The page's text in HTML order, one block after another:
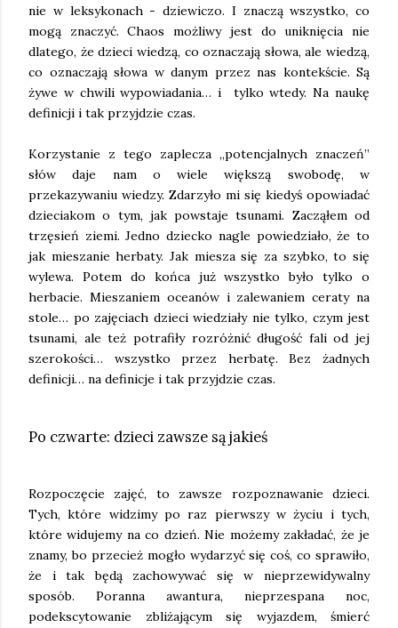
nie w leksykonach - dziewiczo. I znaczą wszystko, co
mogą znaczyć. Chaos możliwy jest do uniknięcia nie
dlatego, że dzieci wiedzą, co oznaczają słowa, ale wiedzą,
co oznaczają słowa w danym przez nas kontekście. Są
żywe w chwili wypowiadania… i tylko wtedy. Na naukę
definicji i tak przyjdzie czas.
Korzystanie z tego zaplecza „potencjalnych znaczeń”
słów daje nam o wiele większą swobodę, w
przekazywaniu wiedzy. Zdarzyło mi się kiedyś opowiadać
dzieciakom o tym, jak powstaje tsunami. Zacząłem od
trzęsień ziemi. Jedno dziecko nagle powiedziało, że to
jak mieszanie herbaty. Jak miesza się za szybko, to się
wylewa. Potem do końca już wszystko było tylko o
herbacie. Mieszaniem oceanów i zalewaniem ceraty na
stole… po zajęciach dzieci wiedziały nie tylko, czym jest
tsunami, ale też potrafiły rozróżnić długość fali od jej
szerokości… wszystko przez herbatę. Bez żadnych
definicji… na definicje i tak przyjdzie czas.
Po czwarte: dzieci zawsze są jakieś
Rozpoczęcie zajęć, to zawsze rozpoznawanie dzieci.
Tych, które widzimy po raz pierwszy w życiu i tych,
które widujemy na co dzień. Nie możemy zakładać, że je
znamy, bo przecież mogło wydarzyć się coś, co sprawiło,
że i tak będą zachowywać się w nieprzewidywalny
sposób. Poranna awantura, nieprzespana noc,
podekscytowanie zbliżającym się wyjazdem, śmierć